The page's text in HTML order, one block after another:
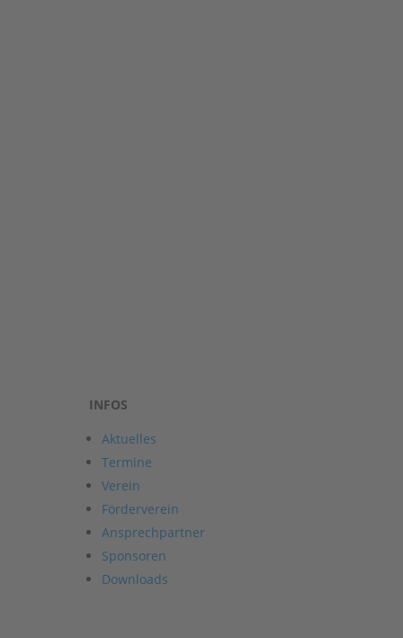
INFOS
Aktuelles
Termine
Verein
Förderverein
Ansprechpartner
Sponsoren
Downloads